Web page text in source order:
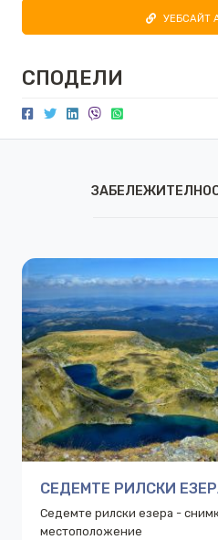
УЕБСАЙТ
СПОДЕЛИ
СЕДЕМТЕ РИЛСКИ
Седемте рилски езера -
местоположение